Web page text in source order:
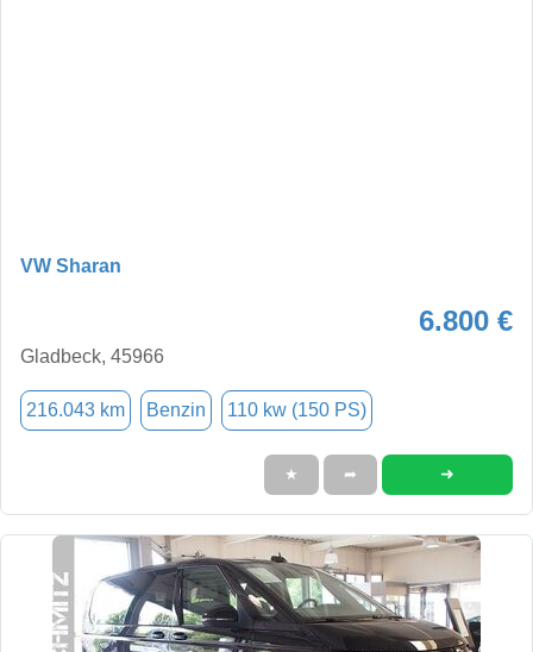
VW Sharan
6.800 €
Gladbeck, 45966
216.043 km Benzin 110 kw (150 PS)
★ ➦ ➜